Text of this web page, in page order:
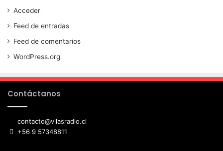
Acceder
Feed de entradas
Feed de comentarios
WordPress.org
Contáctanos
contacto@vilasradio.cl
+56 9 57348811